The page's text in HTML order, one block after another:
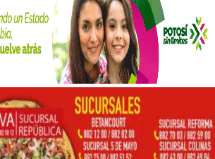
DE
OFERTADOS